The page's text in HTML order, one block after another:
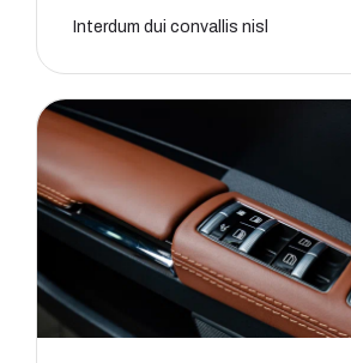
Interdum dui convallis nisl